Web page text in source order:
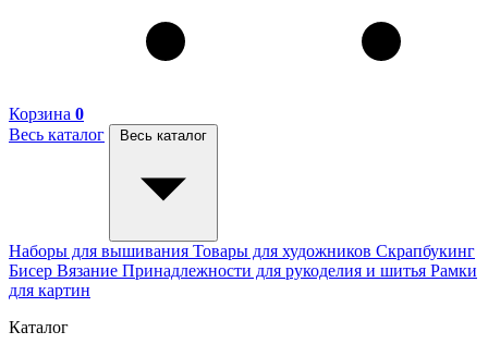
Корзина 0
Весь каталог
Весь каталог
Наборы для вышивания Товары для художников Скрапбукинг
Бисер Вязание Принадлежности для рукоделия и шитья Рамки
для картин
Каталог